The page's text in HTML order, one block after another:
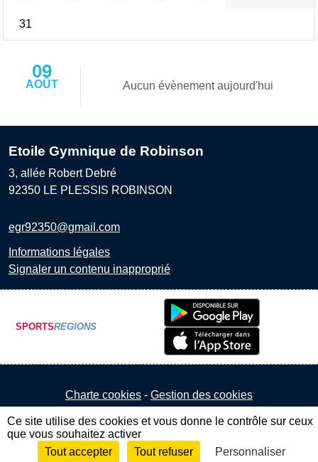
31
09
AOÛT Aucun évènement aujourd'hui
Etoile Gymnique de Robinson
3, allée Robert Debré
92350 LE PLESSIS ROBINSON
egr92350@gmail.com
Informations légales
Signaler un contenu inapproprié
SPORTSREGIONS
Charte cookies Gestion des cookies
Envie de participer ? Connexion
Ce site utilise des cookies et vous donne le contrôle sur ceux
que vous souhaitez activer
Tout accepter
Tout refuser Personnaliser